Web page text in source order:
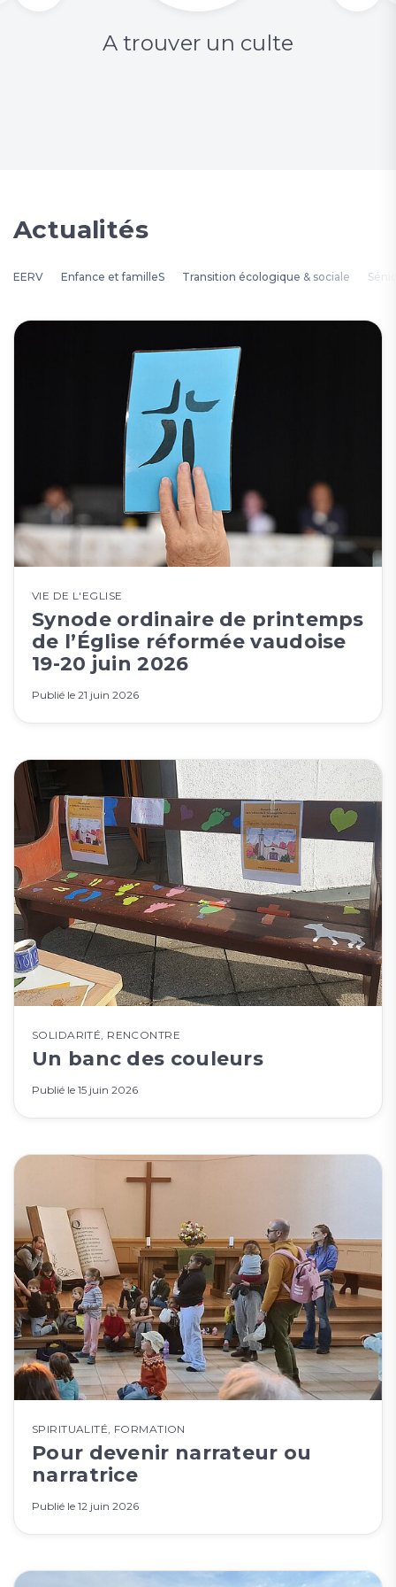
A trouver un culte
Actualités
EERV Enfance et familleS Transition écologique & sociale
VIE DE L'EGLISE
Synode ordinaire de printemps
de l’Église réformée vaudoise
19-20 juin 2026
Publié le 21 juin 2026
SOLIDARITÉ RENCONTRE
Un banc des couleurs
Publié le 15 juin 2026
SPIRITUALITÉ, FORMATION
Pour devenir narrateur ou
narratrice
Publié le 12 juin 2026